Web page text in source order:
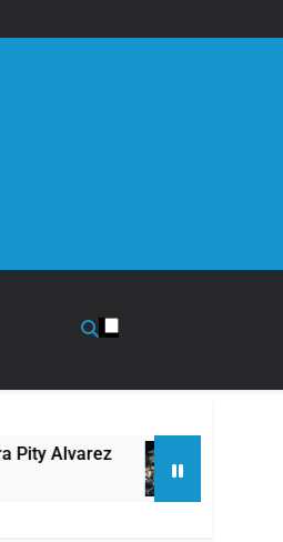
67 barrios full LED en Florencio